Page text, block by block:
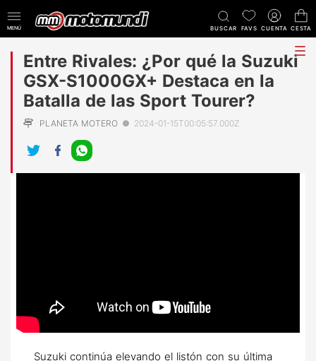
MENÚ BUSCAR FAVS CUENTA CESTA
Entre Rivales: ¿Por qué la Suzuki
GSX-S1000GX+ Destaca en la
Batalla de las Sport Tourer?
PLANETA MOTERO ● 2024-01-15T00:05:57.000Z
Suzuki continúa elevando el listón con su última